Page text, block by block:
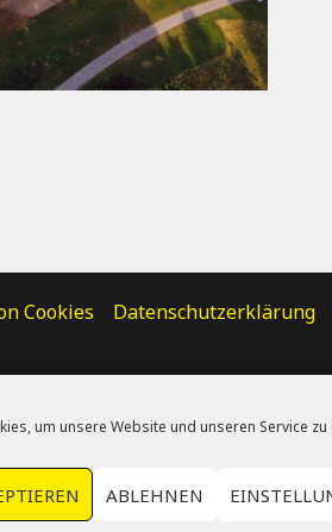
um unsere Website und unseren Service
ABLEHNEN
Cookies Datenschutzerklärung